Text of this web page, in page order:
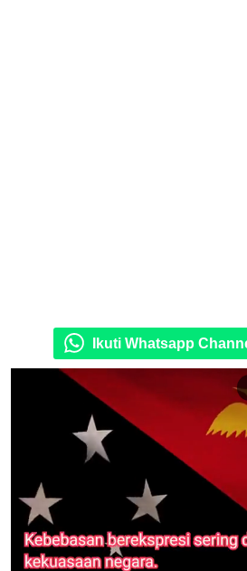
Ikuti Whatsapp